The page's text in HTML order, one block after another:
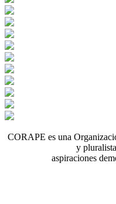
CORAPE es una
y
aspiraciones